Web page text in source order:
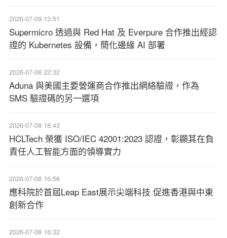
2026-07-09 13:51
Supermicro 透過與 Red Hat 及 Everpure 合作推出經認
證的 Kubernetes 設備，簡化邊緣 AI 部署
2026-07-08 22:32
Aduna 與美國主要營運商合作推出網絡驗證，作為
SMS 驗證碼的另一選項
2026-07-08 18:43
HCLTech 榮獲 ISO/IEC 42001:2023 認證，彰顯其在負
責任人工智能方面的領導實力
2026-07-08 16:56
應科院於首屆Leap East展示尖端科技 促進香港與中東
創新合作
2026-07-08 16:32